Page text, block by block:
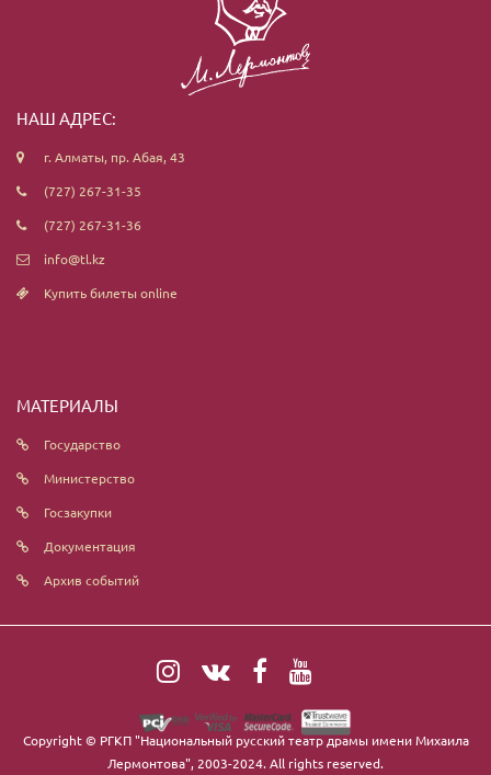
НАШ АДРЕС:
г. Алматы, пр. Абая, 43
(727) 267-31-35
(727) 267-31-36
info@tl.kz
Купить билеты online
МАТЕРИАЛЫ
Государство
Министерство
Госзакупки
Документация
Архив событий
Copyright © РГКП "Национальный русский театр драмы имени Михаила
Лермонтова", 2003-2024. All rights reserved.